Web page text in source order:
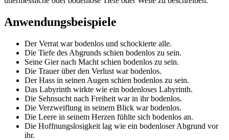
Anwendungsbeispiele
Der Verrat war bodenlos und schockierte alle.
Die Tiefe des Abgrunds schien bodenlos zu sein.
Seine Gier nach Macht schien bodenlos zu sein.
Die Trauer über den Verlust war bodenlos.
Der Hass in seinen Augen schien bodenlos zu sein.
Das Labyrinth wirkte wie ein bodenloses Labyrinth.
Die Sehnsucht nach Freiheit war in ihr bodenlos.
Die Verzweiflung in seinem Blick war bodenlos.
Die Leere in seinem Herzen fühlte sich bodenlos an.
Die Hoffnungslosigkeit lag wie ein bodenloser Abgrund vor
ihr.